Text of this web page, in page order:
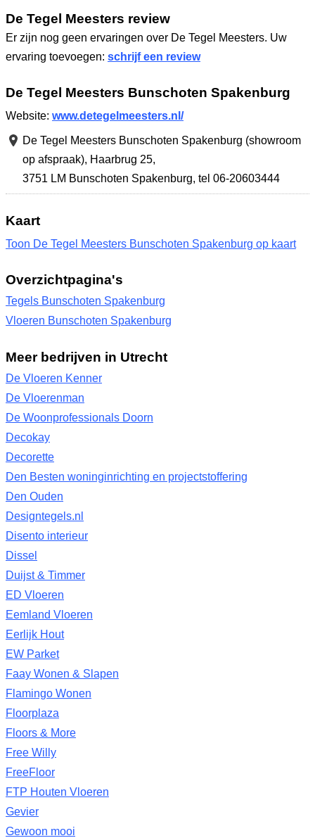
De Tegel Meesters review
Er zijn nog geen ervaringen over De Tegel Meesters. Uw
ervaring toevoegen: schrijf een review
De Tegel Meesters Bunschoten Spakenburg
Website: www.detegelmeesters.nl/
De Tegel Meesters Bunschoten Spakenburg (showroom
op afspraak), Haarbrug 25,
3751 LM Bunschoten Spakenburg, tel 06-20603444
Kaart
Toon De Tegel Meesters Bunschoten Spakenburg op kaart
Overzichtpagina's
Tegels Bunschoten Spakenburg
Vloeren Bunschoten Spakenburg
Meer bedrijven in Utrecht
De Vloeren Kenner
De Vloerenman
De Woonprofessionals Doorn
Decokay
Decorette
Den Besten woninginrichting en projectstoffering
Den Ouden
Designtegels.nl
Disento interieur
Dissel
Duijst & Timmer
ED Vloeren
Eemland Vloeren
Eerlijk Hout
EW Parket
Faay Wonen & Slapen
Flamingo Wonen
Floorplaza
Floors & More
Free Willy
FreeFloor
FTP Houten Vloeren
Gevier
Gewoon mooi